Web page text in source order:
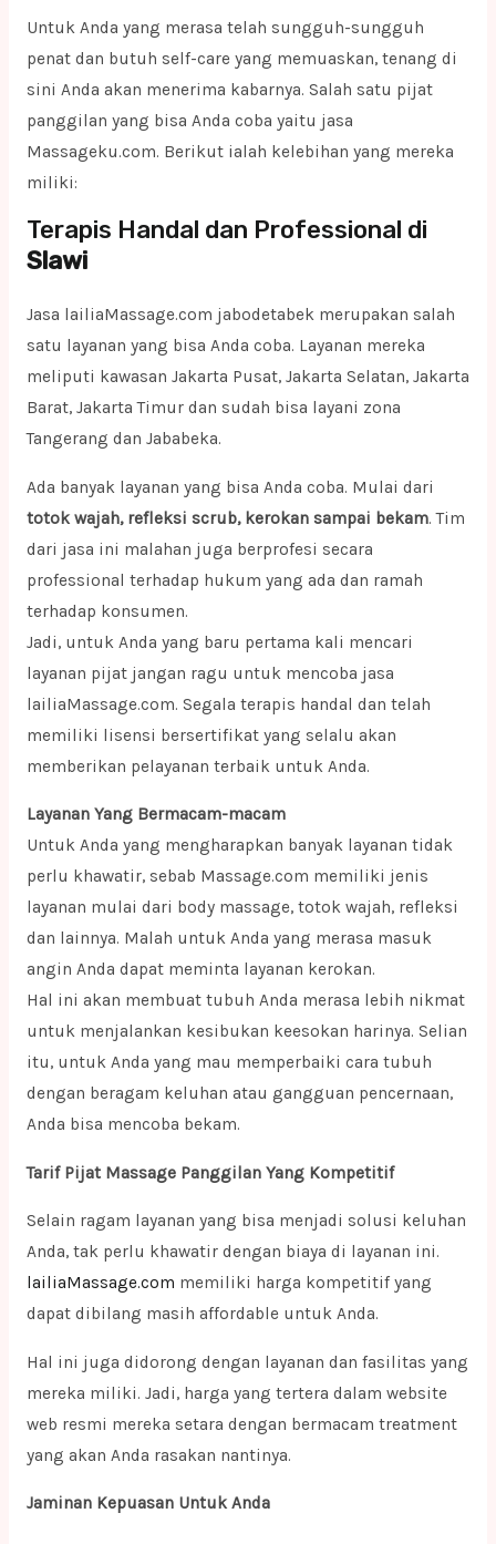
Untuk Anda yang merasa telah sungguh-sungguh
penat dan butuh self-care yang memuaskan, tenang di
sini Anda akan menerima kabarnya. Salah satu pijat
panggilan yang bisa Anda coba yaitu jasa
Massageku.com. Berikut ialah kelebihan yang mereka
miliki:
Terapis Handal dan Professional di
Slawi
Jasa lailiaMassage.com jabodetabek merupakan salah
satu layanan yang bisa Anda coba. Layanan mereka
meliputi kawasan Jakarta Pusat, Jakarta Selatan, Jakarta
Barat, Jakarta Timur dan sudah bisa layani zona
Tangerang dan Jababeka.
Ada banyak layanan yang bisa Anda coba. Mulai dari
totok wajah, refleksi scrub, kerokan sampai bekam. Tim
dari jasa ini malahan juga berprofesi secara
professional terhadap hukum yang ada dan ramah
terhadap konsumen.
Jadi, untuk Anda yang baru pertama kali mencari
layanan pijat jangan ragu untuk mencoba jasa
lailiaMassage.com. Segala terapis handal dan telah
memiliki lisensi bersertifikat yang selalu akan
memberikan pelayanan terbaik untuk Anda.
Layanan Yang Bermacam-macam
Untuk Anda yang mengharapkan banyak layanan tidak
perlu khawatir, sebab Massage.com memiliki jenis
layanan mulai dari body massage, totok wajah, refleksi
dan lainnya. Malah untuk Anda yang merasa masuk
angin Anda dapat meminta layanan kerokan.
Hal ini akan membuat tubuh Anda merasa lebih nikmat
untuk menjalankan kesibukan keesokan harinya. Selian
itu, untuk Anda yang mau memperbaiki cara tubuh
dengan beragam keluhan atau gangguan pencernaan,
Anda bisa mencoba bekam.
Tarif Pijat Massage Panggilan Yang Kompetitif
Selain ragam layanan yang bisa menjadi solusi keluhan
Anda, tak perlu khawatir dengan biaya di layanan ini.
lailiaMassage.com memiliki harga kompetitif yang
dapat dibilang masih affordable untuk Anda.
Hal ini juga didorong dengan layanan dan fasilitas yang
mereka miliki. Jadi, harga yang tertera dalam website
web resmi mereka setara dengan bermacam treatment
yang akan Anda rasakan nantinya.
Jaminan Kepuasan Untuk Anda